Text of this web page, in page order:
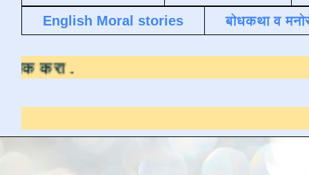
English Moral stories
बोधकथा व
येथे क्लिक करा